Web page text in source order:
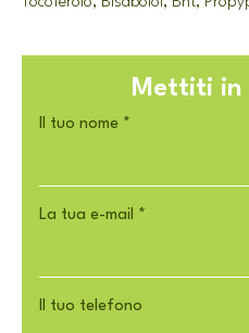
Mettiti
Il tuo nome *
La tua e-mail *
Il tuo telefono